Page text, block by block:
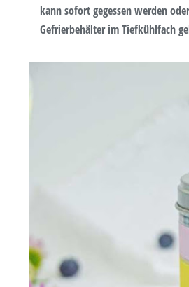
kann sofort gegessen werden
Gefrierbehälter im Tiefkühlfach